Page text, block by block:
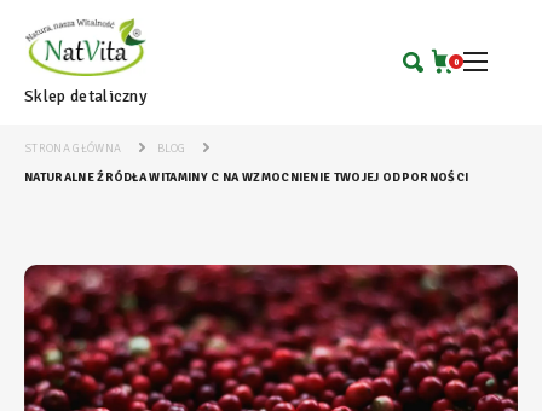
Sklep detaliczny
0
STRONA GŁÓWNA
BLOG
NATURALNE ŹRÓDŁA WITAMINY C NA WZMOCNIENIE TWOJEJ ODPORNOŚCI